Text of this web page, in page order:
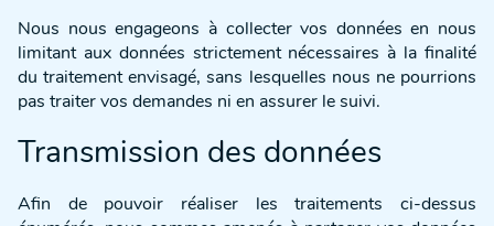
Nous nous engageons à collecter vos données en nous
limitant aux données strictement nécessaires à la finalité
du traitement envisagé, sans lesquelles nous ne pourrions
pas traiter vos demandes ni en assurer le suivi.
Transmission des données
Afin de pouvoir réaliser les traitements ci-dessus